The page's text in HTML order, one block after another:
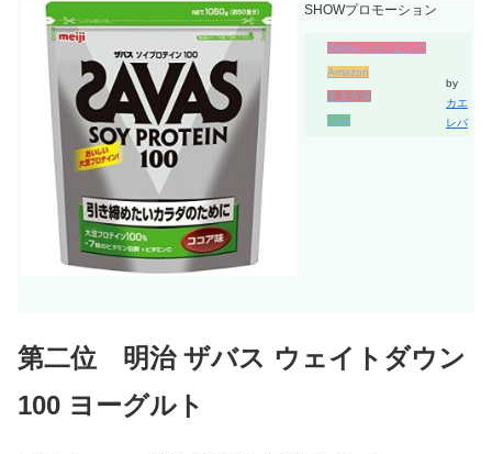
SHOWプロモーション
Yahooショッピング
Amazon
楽天市場
7net
by
カエ
レバ
第二位 明治 ザバス ウェイトダウン
100 ヨーグルト